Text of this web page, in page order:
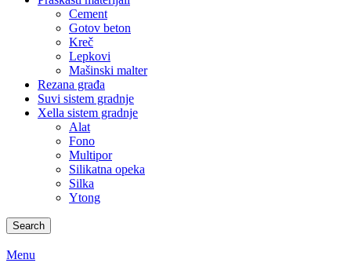
Cement
Gotov beton
Kreč
Lepkovi
Mašinski malter
Rezana građa
Suvi sistem gradnje
Xella sistem gradnje
Alat
Fono
Multipor
Silikatna opeka
Silka
Ytong
Search
Menu